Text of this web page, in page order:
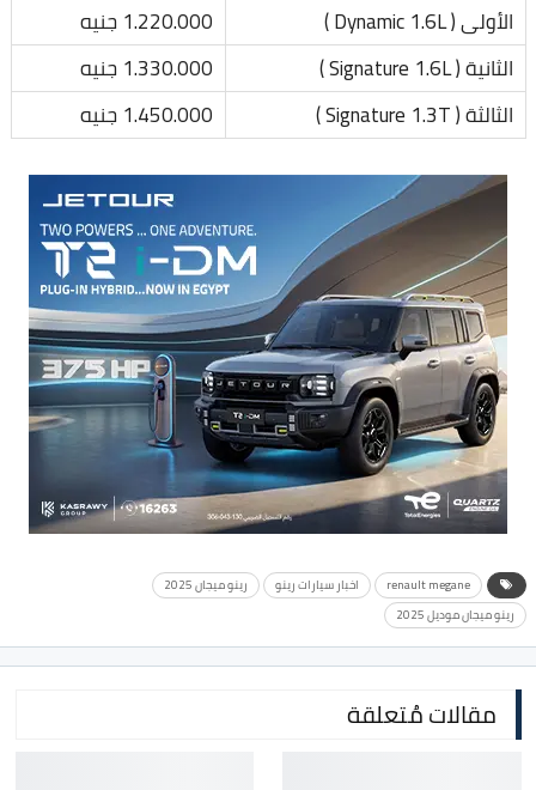
الأولى ( Dynamic 1.6L )
1.220.000 جنيه
الثانية ( Signature 1.6L )
1.330.000 جنيه
الثالثة ( Signature 1.3T )
1.450.000 جنيه
renault megane اخبار سيارات رينو
رينو ميجان 2025
رينو ميجان موديل 2025
مقالات مُتعلقة